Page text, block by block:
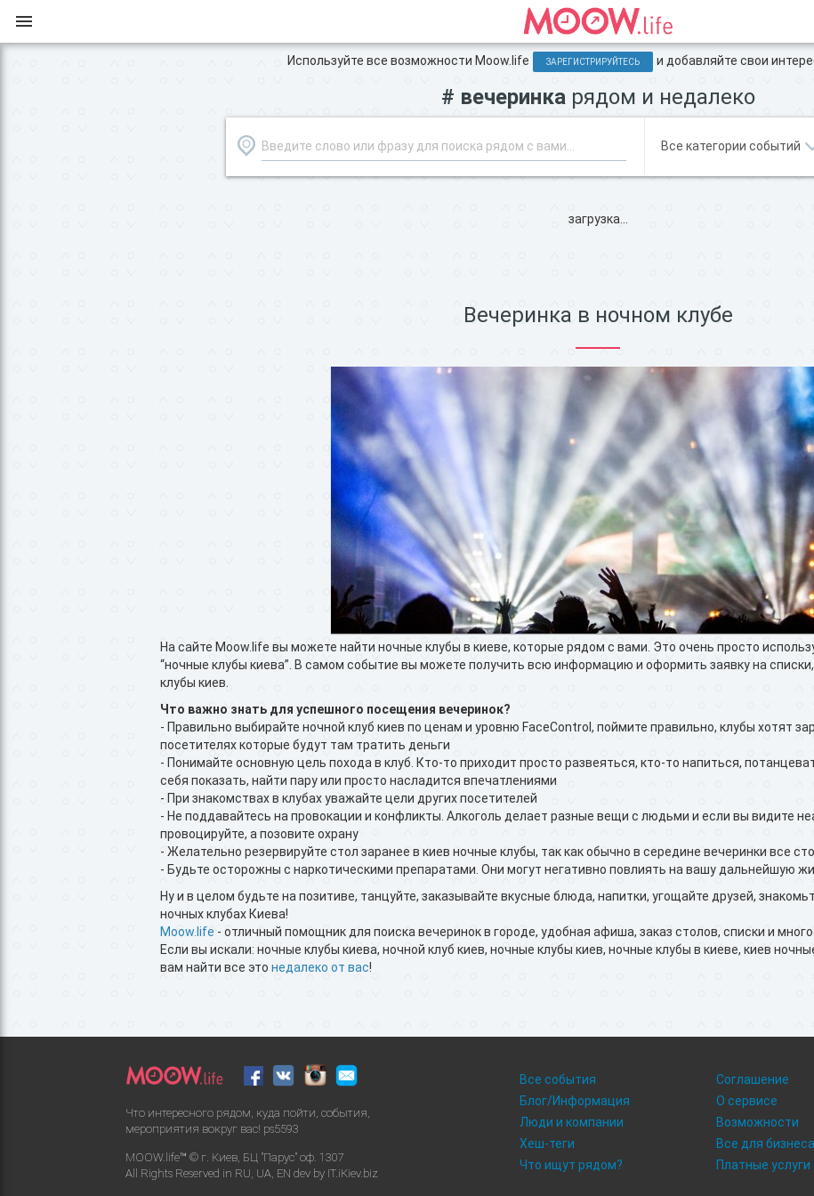
Используйте все возможности Moow.life ЗАРЕГИСТРИРУЙТЕСЬ и добавляйте свои
# вечеринкарядом и недалеко
загрузка...
Вечеринка в ночном клубе
​На сайте Moow.life вы можете найти ночные клубы в киеве, которые рядом с вами. Это очень просто
“ночные клубы киева”. В самом событие вы можете получить всю информацию и оформить заявку на
клубы киев.
Что важно знать для успешного посещения вечеринок?
- Правильно выбирайте ночной клуб киев по ценам и уровню FaceControl, поймите правильно, клубы хотят
посетителях которые будут там тратить деньги
- Понимайте основную цель похода в клуб. Кто-то приходит просто развеяться, кто-то напиться,
себя показать, найти пару или просто насладится впечатлениями
- При знакомствах в клубах уважайте цели других посетителей
- Не поддавайтесь на провокации и конфликты. Алкоголь делает разные вещи с людьми и если вы видите
провоцируйте, а позовите охрану
- Желательно резервируйте стол заранее в киев ночные клубы, так как обычно в середине вечеринки все
- Будьте осторожны с наркотическими препаратами. Они могут негативно повлиять на вашу дальнейшую
Ну и в целом будьте на позитиве, танцуйте, заказывайте вкусные блюда, напитки, угощайте друзей,
ночных клубах Киева!
Moow.life - отличный помощник для поиска вечеринок в городе, удобная афиша, заказ столов, списки и
Если вы искали: ночные клубы киева, ночной клуб киев, ночные клубы киев, ночные клубы в киеве, киев
вам найти все это недалеко от вас!
Что интересного рядом, куда пойти, события,
мероприятия вокруг вас! ps5593
MOOW.life™ © г. Киев, БЦ "Парус" оф. 1307
All Rights Reserved in RU, UA, EN dev by IT.iKiev.biz
Все события
Блог/Информация
Люди и компании
Хеш-теги
Что ищут рядом?
Соглашение
О сервисе
Возможности
Все для бизнеса
Платные услуги